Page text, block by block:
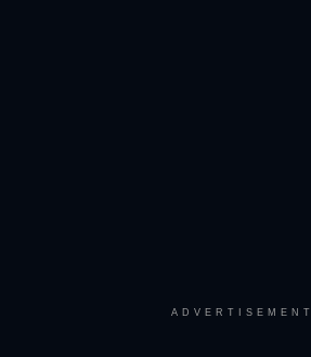
ADVERTISEMENT